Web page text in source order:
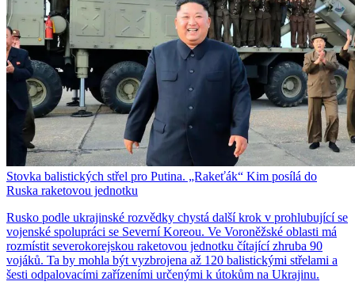
Stovka balistických střel pro Putina. „Rakeťák“ Kim posílá do
Ruska raketovou jednotku
Rusko podle ukrajinské rozvědky chystá další krok v prohlubující se
vojenské spolupráci se Severní Koreou. Ve Voroněžské oblasti má
rozmístit severokorejskou raketovou jednotku čítající zhruba 90
vojáků. Ta by mohla být vyzbrojena až 120 balistickými střelami a
šesti odpalovacími zařízeními určenými k útokům na Ukrajinu.